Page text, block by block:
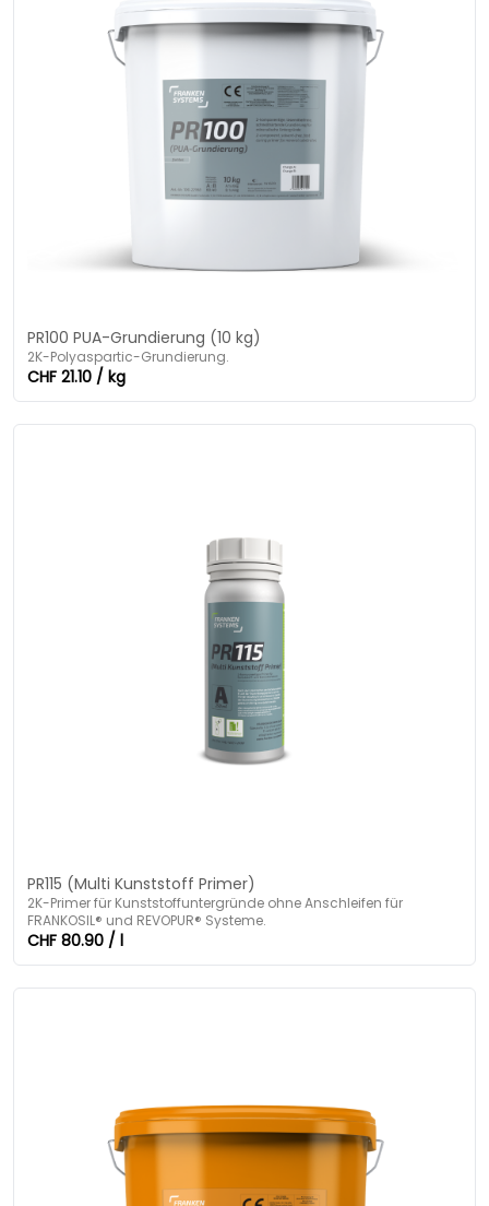
PR100 PUA-Grundierung (10 kg)
2K-Polyaspartic-Grundierung.
CHF 21.10 / kg
PR115 (Multi Kunststoff Primer)
2K-Primer für Kunststoffuntergründe ohne Anschleifen für
FRANKOSIL® und REVOPUR® Systeme.
CHF 80.90 / l